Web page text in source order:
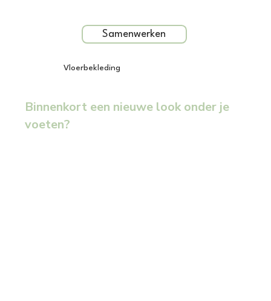
Samenwerken
Binnenkort een nieuwe look onder je
voeten?
Vloerbekleding